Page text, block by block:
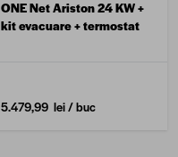
ONE Net Ariston 24 KW +
kit evacuare + termostat
5.479,99 lei/ buc